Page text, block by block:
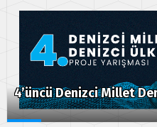
4’üncü Denizci Millet